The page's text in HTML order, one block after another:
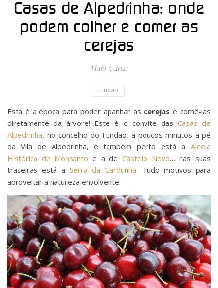
Casas de Alpedrinha: onde
podem colher e comer as
cerejas
Maio 7, 2021
Fundão
Esta é a época para poder apanhar as cerejas e comê-las
diretamente da árvore! Este é o convite das Casas de
Alpedrinha, no concelho do Fundão, a poucos minutos a pé
da Vila de Alpedrinha, e também perto está a Aldeia
Histórica de Monsanto e a deCastelo Novo… nas suas
traseiras está a Serra da Gardunha. Tudo motivos para
aproveitar a natureza envolvente.